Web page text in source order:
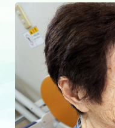
有料老人ホームユ
ユタリト船橋
ユタリト市川
デイサービスネス
建築設計